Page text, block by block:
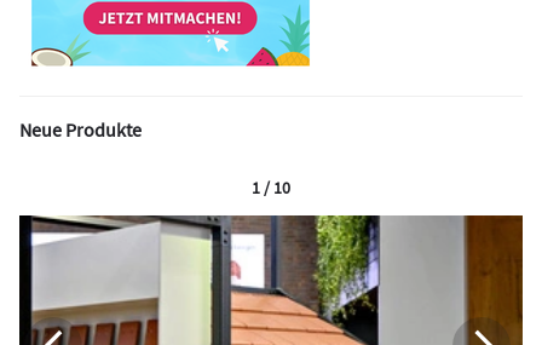
Neue Produkte
1 / 10